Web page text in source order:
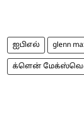
ஐபிஎல் glenn
க்ளென்